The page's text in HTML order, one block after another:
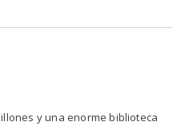
y una enorme biblioteca